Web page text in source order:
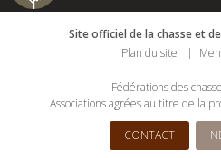
Site officiel de la chasse et
Plan du site
Fédérations des
Associations agrées au titre de la
CONTACT